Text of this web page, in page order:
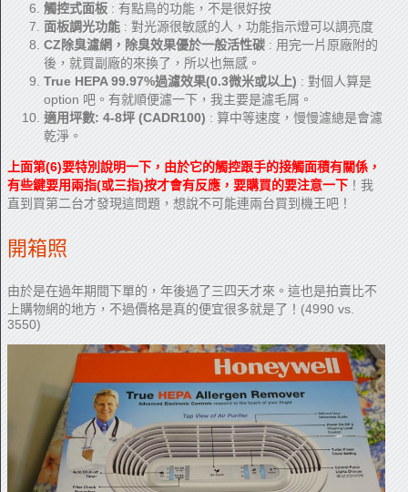
觸控式面板 : 有點鳥的功能，不是很好按
面板調光功能 : 對光源很敏感的人，功能指示燈可以調亮度
CZ除臭濾網，除臭效果優於一般活性碳 : 用完一片原廠附的
後，就買副廠的來換了，所以也無感。
True HEPA 99.97%過濾效果(0.3微米或以上) : 對個人算是
option 吧。有就順便濾一下，我主要是濾毛屑。
適用坪數: 4-8坪 (CADR100) : 算中等速度，慢慢濾總是會濾
乾淨。
上面第(6)要特別說明一下，由於它的觸控跟手的接觸面積有關係，
有些鍵要用兩指(或三指)按才會有反應，要購買的要注意一下 ！我
直到買第二台才發現這問題，想說不可能連兩台買到機王吧！
開箱照
由於是在過年期間下單的，年後過了三四天才來。這也是拍賣比不
上購物網的地方，不過價格是真的便宜很多就是了！(4990 vs.
3550)